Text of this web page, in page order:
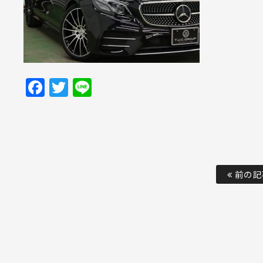
Facebook
Twitter
前の